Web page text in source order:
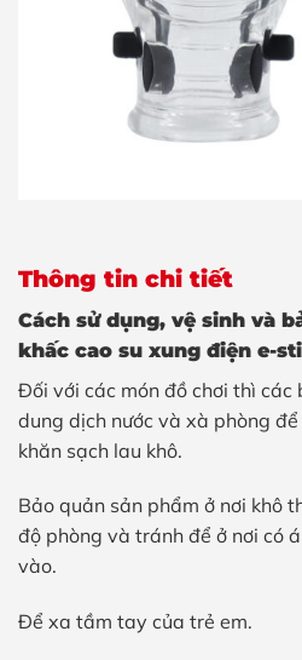
Thông tin chi tiết
Cách sử dụng, vệ sinh và
khấc cao su xung điện e-
Đối với các món đồ chơi thì các
dung dịch nước và xà phòng
khăn sạch lau khô.
Bảo quản sản phẩm ở nơi khô
độ phòng và tránh để ở nơi có
vào.
Để xa tầm tay của trẻ em.